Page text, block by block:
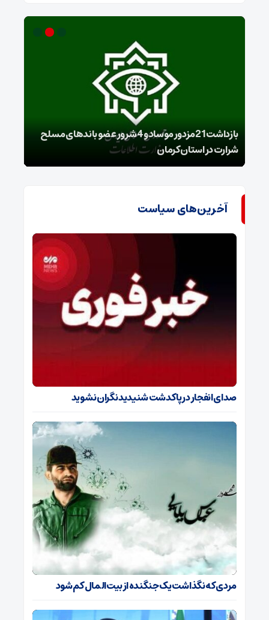
بازداشت 21مزدور موساد و 4 شرور عضو باندهای مسلح
شرارت در استان کرمان
آخرین‌های سیاست
صدای انفجار در پاکدشت شنیدید نگران نشوید
مردی که نگذاشت یک جنگنده از بیت‌المال کم شود